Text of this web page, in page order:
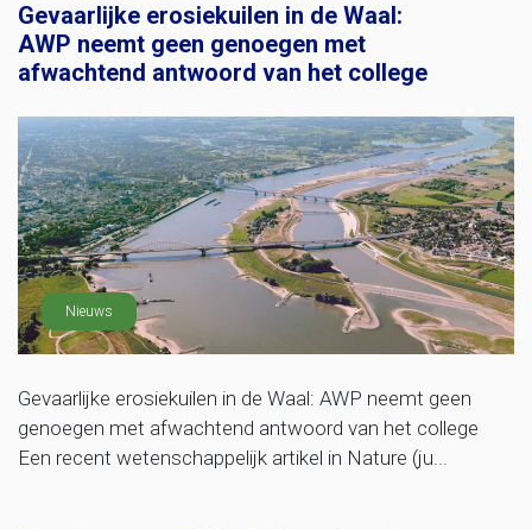
Gevaarlijke erosiekuilen in de Waal:
AWP neemt geen genoegen met
afwachtend antwoord van het college
Nieuws
Gevaarlijke erosiekuilen in de Waal: AWP neemt geen
genoegen met afwachtend antwoord van het college
Een recent wetenschappelijk artikel in Nature (ju...